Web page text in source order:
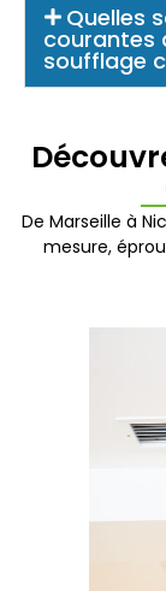
Quelles
courantes
soufflage
De Marseille à
mesure,